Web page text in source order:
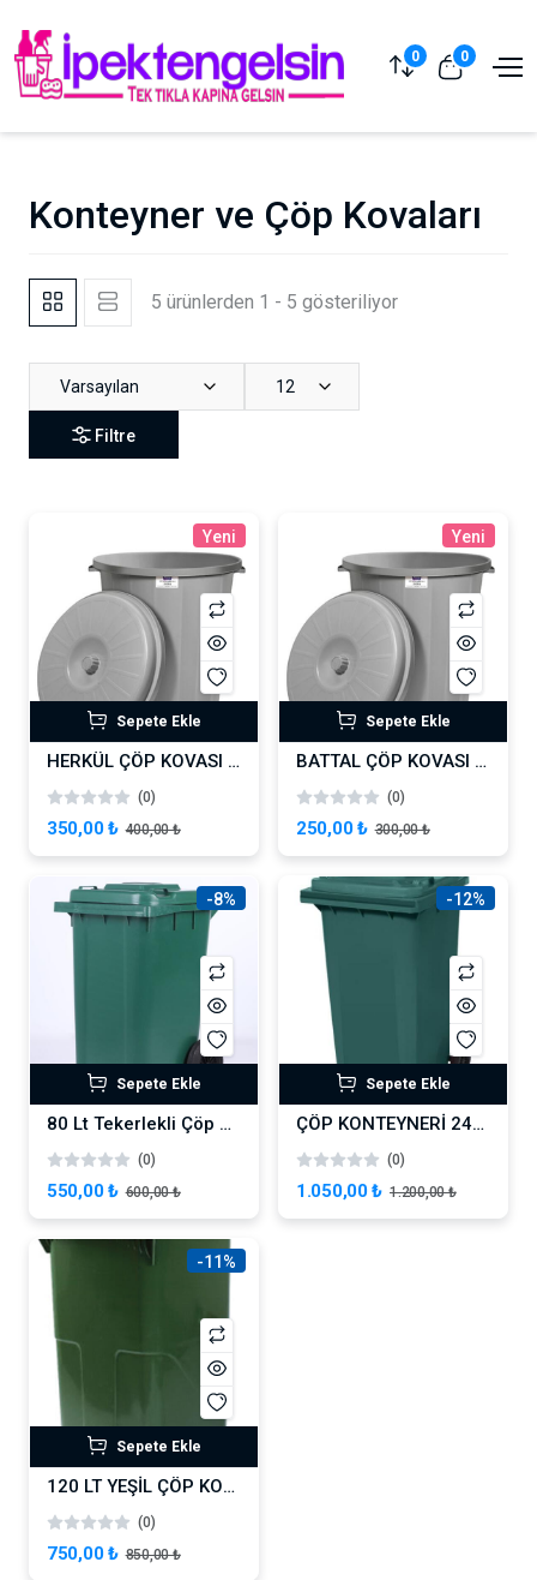
0 0
Konteyner ve Çöp Kovaları
5 ürünlerden 1 - 5 gösteriliyor
Varsayılan 12
Filtre
Yeni
Sepete Ekle
HERKÜL ÇÖP KOVASI 70 LİTRE
(0)
350,00 ₺ 400,00 ₺
Yeni
Sepete Ekle
BATTAL ÇÖP KOVASI 50 LİTRE
(0)
250,00 ₺ 300,00 ₺
-8%
Sepete Ekle
80 Lt Tekerlekli Çöp Konteyner Yeşil
(0)
550,00 ₺ 600,00 ₺
-12%
Sepete Ekle
ÇÖP KONTEYNERİ 240 LİTRE, YEŞİL
(0)
1.050,00 ₺ 1.200,00 ₺
-11%
Sepete Ekle
120 LT YEŞİL ÇÖP KONTEYNERI İPEKTENGELSİN
(0)
750,00 ₺ 850,00 ₺